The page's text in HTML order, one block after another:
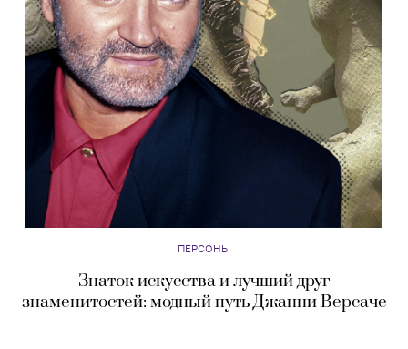
ПЕРСОНЫ
Знаток искусства и лучший друг
знаменитостей: модный путь Джанни Версаче